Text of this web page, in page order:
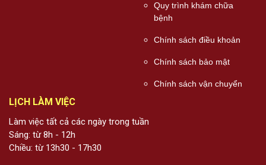
Quy trình khám chữa
bệnh
Chính sách điều khoản
Chính sách bảo mật
Chính sách vận chuyển
LỊCH LÀM VIỆC
Làm việc tất cả các ngày trong tuần
Sáng: từ 8h - 12h
Chiều: từ 13h30 - 17h30